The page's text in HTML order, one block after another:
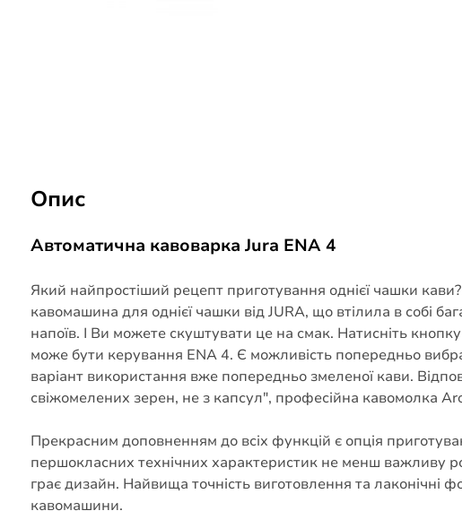
Опис
Автоматична кавоварка Jura ENA 4
Який найпростіший рецепт приготування однієї чашки
кавомашина для однієї чашки від JURA, що втілила в собі
напоїв. І Ви можете скуштувати це на смак. Натисніть
може бути керування ENA 4. Є можливість попередньо
варіант використання вже попередньо змеленої кави.
свіжомелених зерен, не з капсул", професійна кавомолка
Прекрасним доповненням до всіх функцій є опція
першокласних технічних характеристик не менш важливу
грає дизайн. Найвища точність виготовлення та лаконічні
кавомашини.